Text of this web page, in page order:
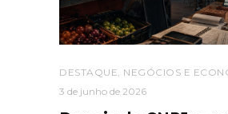
DESTAQUE NEGÓCIOS E
3 de junho de 2026